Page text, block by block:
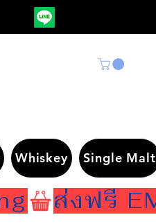
Whiskey Single Malt